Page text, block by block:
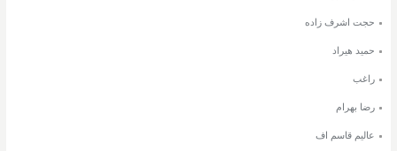
حجت اشرف زاده
حمید هیراد
راغب
رضا بهرام
عالیم قاسم اف